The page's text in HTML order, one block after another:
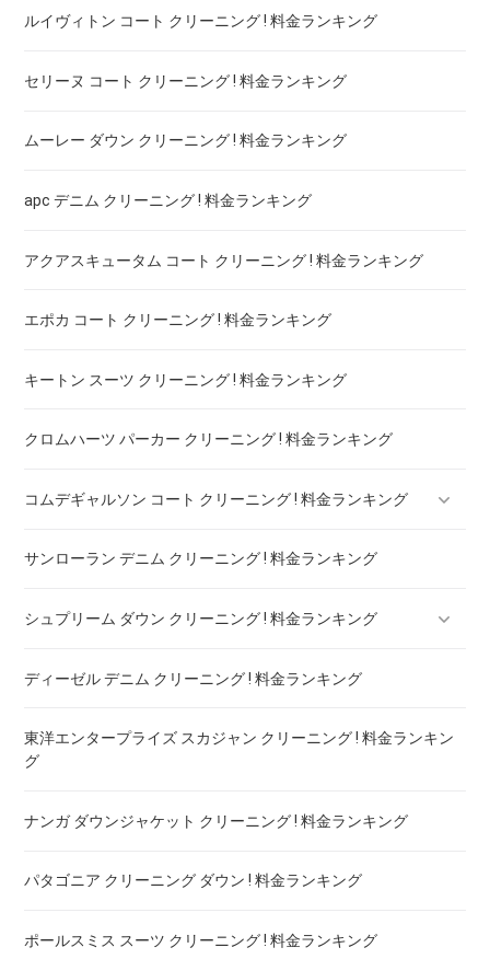
ルイヴィトン コート クリーニング ! 料金ランキング
セリーヌ コート クリーニング ! 料金ランキング
ムーレー ダウン クリーニング ! 料金ランキング
apc デニム クリーニング ! 料金ランキング
アクアスキュータム コート クリーニング ! 料金ランキング
エポカ コート クリーニング ! 料金ランキング
キートン スーツ クリーニング ! 料金ランキング
クロムハーツ パーカー クリーニング ! 料金ランキング
コムデギャルソン コート クリーニング ! 料金ランキング
コムデギャルソン シャツ クリーニング ! どこがいい
サンローラン デニム クリーニング ! 料金ランキング
シュプリーム ダウン クリーニング ! 料金ランキング
シュプリーム パーカー クリーニング ! 料金ランキング
ディーゼル デニム クリーニング ! 料金ランキング
東洋エンタープライズ スカジャン クリーニング ! 料金ランキン
グ
ナンガ ダウンジャケット クリーニング ! 料金ランキング
パタゴニア クリーニング ダウン ! 料金ランキング
ポールスミス スーツ クリーニング ! 料金ランキング